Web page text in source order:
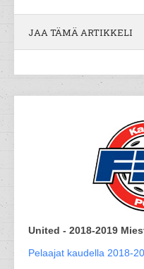
JAA TÄMÄ ARTIKKELI
United - 2018-2019
Pelaajat kaudella 2018-